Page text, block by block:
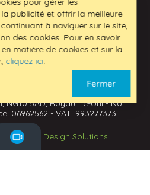
RENSEIGNEMENTS
furniture.com
NG10 5AD, Royaume-Uni - No
06962562 - VAT: 993277373
Design Solutions
publicité et offrir la meilleure
à naviguer sur le site,
des cookies. Pour en savoir
matière de cookies et sur la
cliquez ici.
Fermer